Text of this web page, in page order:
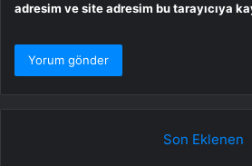
adresim ve site adresim bu tarayıcıya
Son Eklenen